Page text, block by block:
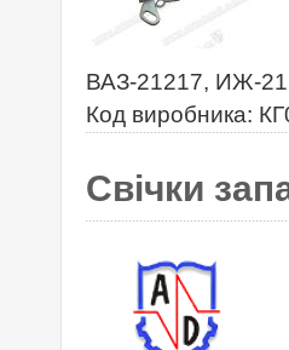
ВАЗ-21217, ИЖ-
Код виробника:
Свічки